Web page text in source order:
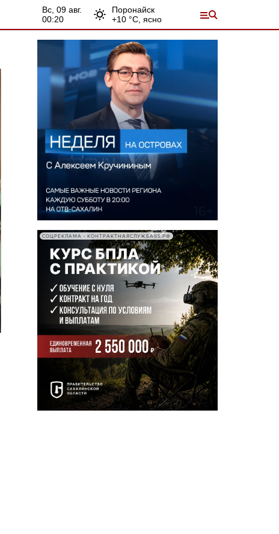
вс, 09 авг.
00:20
Поронайск
+10 °С, ясно
СОЦРЕКЛАМА • КОНТРАКТНАЯСЛУЖБА65.РФ